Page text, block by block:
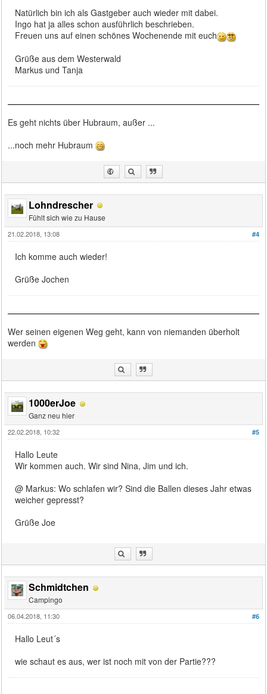
Natürlich bin ich als Gastgeber auch wieder mit dabei.
Ingo hat ja alles schon ausführlich beschrieben.
Freuen uns auf einen schönes Wochenende mit euch
Grüße aus dem Westerwald
Markus und Tanja
Es geht nichts über Hubraum, außer ...
...noch mehr Hubraum
Lohndrescher
Fühlt sich wie zu Hause
#4
21.02.2018, 13:08
Ich komme auch wieder!
Grüße Jochen
Wer seinen eigenen Weg geht, kann von niemanden überholt
werden
1000erJoe
Ganz neu hier
#5
22.02.2018, 10:32
Hallo Leute
Wir kommen auch. Wir sind Nina, Jim und ich.
@ Markus: Wo schlafen wir? Sind die Ballen dieses Jahr etwas
weicher gepresst?
Grüße Joe
Schmidtchen
Campingo
#6
06.04.2018, 11:30
Hallo Leut´s
wie schaut es aus, wer ist noch mit von der Partie???